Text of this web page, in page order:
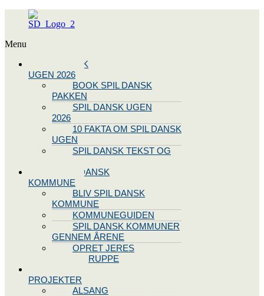
Menu
SPIL DANSK
UGEN 2026
BOOK SPIL DANSK
PAKKEN
SPIL DANSK UGEN
2026
10 FAKTA OM SPIL DANSK
UGEN
SPIL DANSK TEKST OG
BLIV SPIL DANSK
KOMMUNE
BLIV SPIL DANSK
KOMMUNE
KOMMUNEGUIDEN
SPIL DANSK KOMMUNER
GENNEM ÅRENE
OPRET JERES
STYREGRUPPE
PROJEKTER
ALSANG